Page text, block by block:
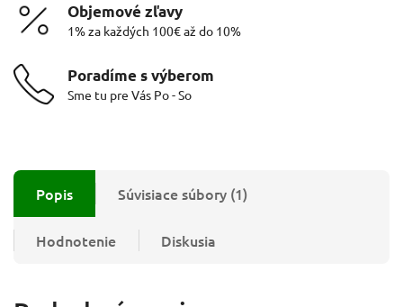
Objemové zľavy
1% za každých 100€ až do 10%
Poradíme s výberom
Sme tu pre Vás Po - So
Popis Súvisiace súbory (1)
Hodnotenie Diskusia